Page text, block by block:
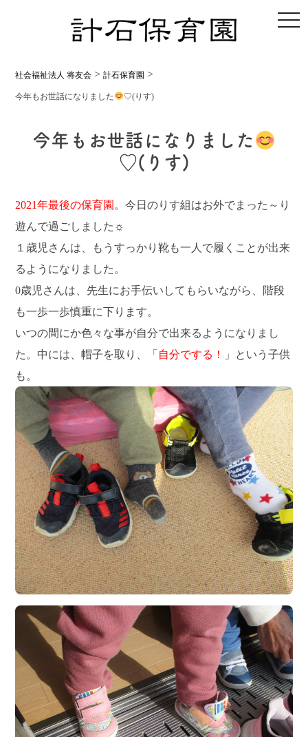
社会福祉法人 将友会 >計石保育園 >
今年もお世話になりました ♡(りす)
今年もお世話になりました
♡(りす)
2021年最後の保育園。今日のりす組はお外でまった～り
遊んで過ごしました☼
１歳児さんは、もうすっかり靴も一人で履くことが出来
るようになりました。
0歳児さんは、先生にお手伝いしてもらいながら、階段
も一歩一歩慎重に下ります。
いつの間にか色々な事が自分で出来るようになりまし
た。中には、帽子を取り、「 自分でする！
」という子供
も。